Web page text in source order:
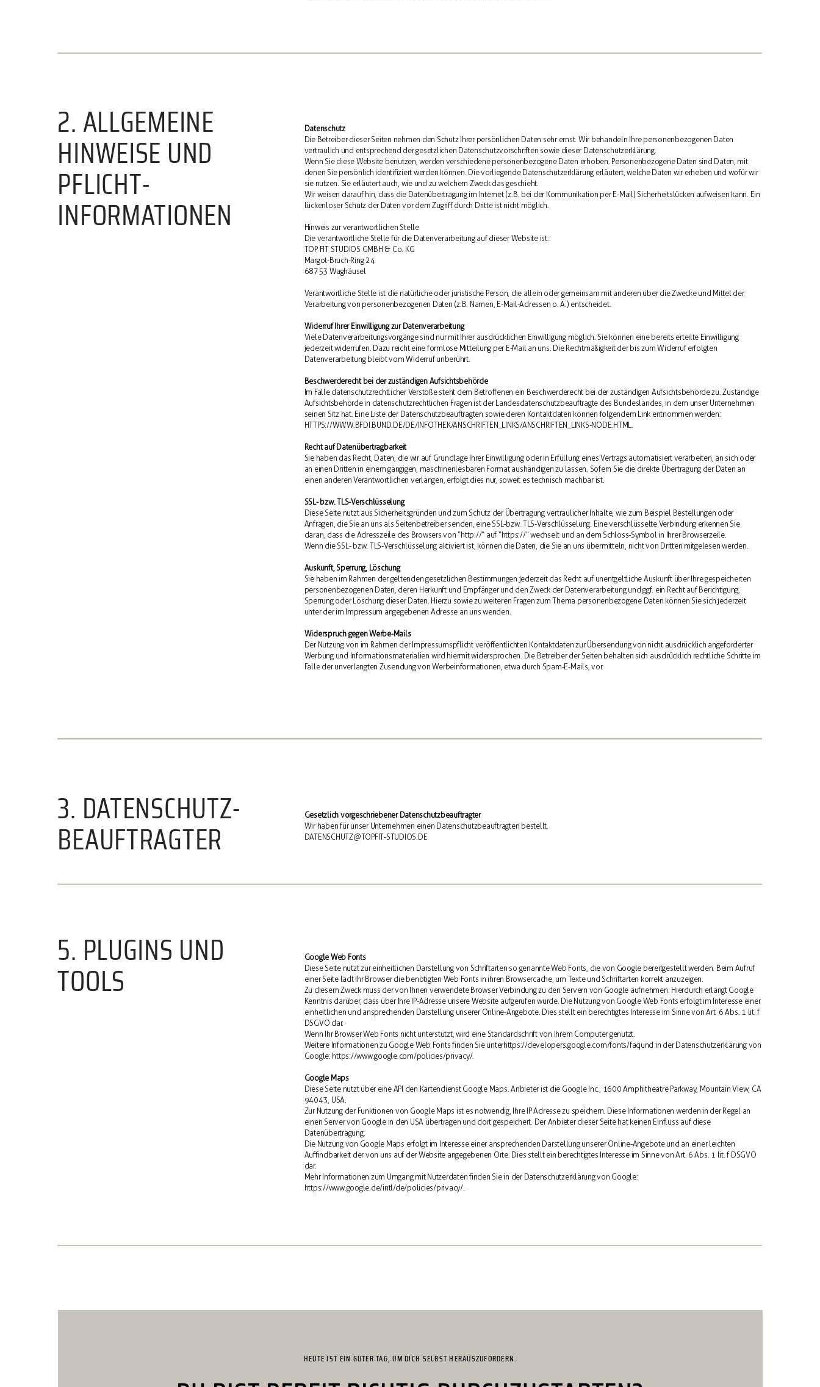
2. ALLGEMEINE
HINWEISE UND
PFLICHT-
INFORMATIONEN
Datenschutz
Die Betreiber dieser Seiten nehmen den Schutz Ihrer persönlichen Daten sehr ernst. Wir behandeln Ihre personenbezogenen Daten
vertraulich und entsprechend der gesetzlichen Datenschutzvorschriften sowie dieser Datenschutzerklärung.
Wenn Sie diese Website benutzen, werden verschiedene personenbezogene Daten erhoben. Personenbezogene Daten sind Daten, mit
denen Sie persönlich identifiziert werden können. Die vorliegende Datenschutzerklärung erläutert, welche Daten wir erheben und wofür wir
sie nutzen. Sie erläutert auch, wie und zu welchem Zweck das geschieht.
Wir weisen darauf hin, dass die Datenübertragung im Internet (z.B. bei der Kommunikation per E-Mail) Sicherheitslücken aufweisen kann. Ein
lückenloser Schutz der Daten vor dem Zugriff durch Dritte ist nicht möglich.
Hinweis zur verantwortlichen Stelle
Die verantwortliche Stelle für die Datenverarbeitung auf dieser Website ist:
TOP FIT STUDIOS GMBH & Co. KG
Margot-Bruch-Ring 24
68753 Waghäusel
Verantwortliche Stelle ist die natürliche oder juristische Person, die allein oder gemeinsam mit anderen über die Zwecke und Mittel der
Verarbeitung von personenbezogenen Daten (z.B. Namen, E-Mail-Adressen o. Ä.) entscheidet.
Widerruf Ihrer Einwilligung zur Datenverarbeitung
Viele Datenverarbeitungsvorgänge sind nur mit Ihrer ausdrücklichen Einwilligung möglich. Sie können eine bereits erteilte Einwilligung
jederzeit widerrufen. Dazu reicht eine formlose Mitteilung per E-Mail an uns. Die Rechtmäßigkeit der bis zum Widerruf erfolgten
Datenverarbeitung bleibt vom Widerruf unberührt.
Beschwerderecht bei der zuständigen Aufsichtsbehörde
Im Falle datenschutzrechtlicher Verstöße steht dem Betroffenen ein Beschwerderecht bei der zuständigen Aufsichtsbehörde zu. Zuständige
Aufsichtsbehörde in datenschutzrechtlichen Fragen ist der Landesdatenschutzbeauftragte des Bundeslandes, in dem unser Unternehmen
seinen Sitz hat. Eine Liste der Datenschutzbeauftragten sowie deren Kontaktdaten können folgendem Link entnommen werden:
HTTPS://WWW.BFDI.BUND.DE/DE/INFOTHEK/ANSCHRIFTEN_LINKS/ANSCHRIFTEN_LINKS-NODE.HTML.
Recht auf Datenübertragbarkeit
Sie haben das Recht, Daten, die wir auf Grundlage Ihrer Einwilligung oder in Erfüllung eines Vertrags automatisiert verarbeiten, an sich oder
an einen Dritten in einem gängigen, maschinenlesbaren Format aushändigen zu lassen. Sofern Sie die direkte Übertragung der Daten an
einen anderen Verantwortlichen verlangen, erfolgt dies nur, soweit es technisch machbar ist.
SSL- bzw. TLS-Verschlüsselung
Diese Seite nutzt aus Sicherheitsgründen und zum Schutz der Übertragung vertraulicher Inhalte, wie zum Beispiel Bestellungen oder
Anfragen, die Sie an uns als Seitenbetreiber senden, eine SSL-bzw. TLS-Verschlüsselung. Eine verschlüsselte Verbindung erkennen Sie
daran, dass die Adresszeile des Browsers von “http://” auf “https://” wechselt und an dem Schloss-Symbol in Ihrer Browserzeile.
Wenn die SSL- bzw. TLS-Verschlüsselung aktiviert ist, können die Daten, die Sie an uns übermitteln, nicht von Dritten mitgelesen werden.
Auskunft, Sperrung, Löschung
Sie haben im Rahmen der geltenden gesetzlichen Bestimmungen jederzeit das Recht auf unentgeltliche Auskunft über Ihre gespeicherten
personenbezogenen Daten, deren Herkunft und Empfänger und den Zweck der Datenverarbeitung und ggf. ein Recht auf Berichtigung,
Sperrung oder Löschung dieser Daten. Hierzu sowie zu weiteren Fragen zum Thema personenbezogene Daten können Sie sich jederzeit
unter der im Impressum angegebenen Adresse an uns wenden.
Widerspruch gegen Werbe-Mails
Der Nutzung von im Rahmen der Impressumspflicht veröffentlichten Kontaktdaten zur Übersendung von nicht ausdrücklich angeforderter
Werbung und Informationsmaterialien wird hiermit widersprochen. Die Betreiber der Seiten behalten sich ausdrücklich rechtliche Schritte im
Falle der unverlangten Zusendung von Werbeinformationen, etwa durch Spam-E-Mails, vor.
3. DATENSCHUTZ-
BEAUFTRAGTER
Gesetzlich vorgeschriebener Datenschutzbeauftragter
Wir haben für unser Unternehmen einen Datenschutzbeauftragten bestellt.
DATENSCHUTZ@TOPFIT-STUDIOS.DE
5. PLUGINS UND
TOOLS
Google Web Fonts
Diese Seite nutzt zur einheitlichen Darstellung von Schriftarten so genannte Web Fonts, die von Google bereitgestellt werden. Beim Aufruf
einer Seite lädt Ihr Browser die benötigten Web Fonts in ihren Browsercache, um Texte und Schriftarten korrekt anzuzeigen.
Zu diesem Zweck muss der von Ihnen verwendete Browser Verbindung zu den Servern von Google aufnehmen. Hierdurch erlangt Google
Kenntnis darüber, dass über Ihre IP-Adresse unsere Website aufgerufen wurde. Die Nutzung von Google Web Fonts erfolgt im Interesse einer
einheitlichen und ansprechenden Darstellung unserer Online-Angebote. Dies stellt ein berechtigtes Interesse im Sinne von Art. 6 Abs. 1 lit. f
DSGVO dar.
Wenn Ihr Browser Web Fonts nicht unterstützt, wird eine Standardschrift von Ihrem Computer genutzt.
Weitere Informationen zu Google Web Fonts finden Sie unter https://developers.google.com/fonts/faq und in der Datenschutzerklärung von
Google: https://www.google.com/policies/privacy/.
Google Maps
Diese Seite nutzt über eine API den Kartendienst Google Maps. Anbieter ist die Google Inc., 1600 Amphitheatre Parkway, Mountain View, CA
94043, USA.
Zur Nutzung der Funktionen von Google Maps ist es notwendig, Ihre IP Adresse zu speichern. Diese Informationen werden in der Regel an
einen Server von Google in den USA übertragen und dort gespeichert. Der Anbieter dieser Seite hat keinen Einfluss auf diese
Datenübertragung.
Die Nutzung von Google Maps erfolgt im Interesse einer ansprechenden Darstellung unserer Online-Angebote und an einer leichten
Auffindbarkeit der von uns auf der Website angegebenen Orte. Dies stellt ein berechtigtes Interesse im Sinne von Art. 6 Abs. 1 lit. f DSGVO
dar.
Mehr Informationen zum Umgang mit Nutzerdaten finden Sie in der Datenschutzerklärung von Google:
https://www.google.de/intl/de/policies/privacy/.
HEUTE IST EIN GUTER TAG, UM DICH SELBST HERAUSZUFORDERN.